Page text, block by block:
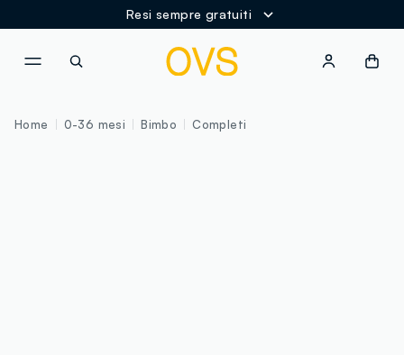
Resi sempre gratuiti
Home 0-36 mesi Bimbo Completi